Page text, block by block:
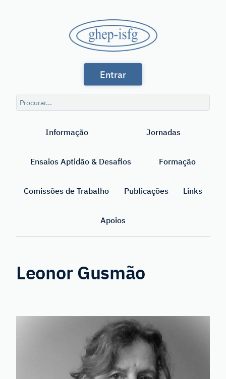
GHEP
-
ISFG
Línguas
Espanhola
Society
Genetics
Entrar
Consulta
de
Informação Jornadas
Ensaios Aptidão & Desafios Formação
Comissões de Trabalho Publicações Links
Apoios
Leonor Gusmão